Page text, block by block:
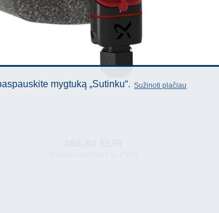
mygtuką „Sutinku“. Sužinoti plačiau